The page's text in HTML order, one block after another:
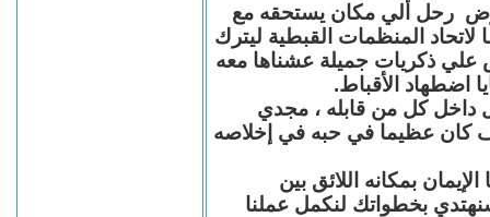
رحل ألي مكان يستحقه مع
المنظمات القبطية ليترك
علي ذكريات جميلة عشناها معه
اضطهاد الأقباط.
داخل كل من قابله ، مجدي
عظيما في حبه في إخلاصه
بمكانه اللائق بين
بخطواتك لنكمل عملنا